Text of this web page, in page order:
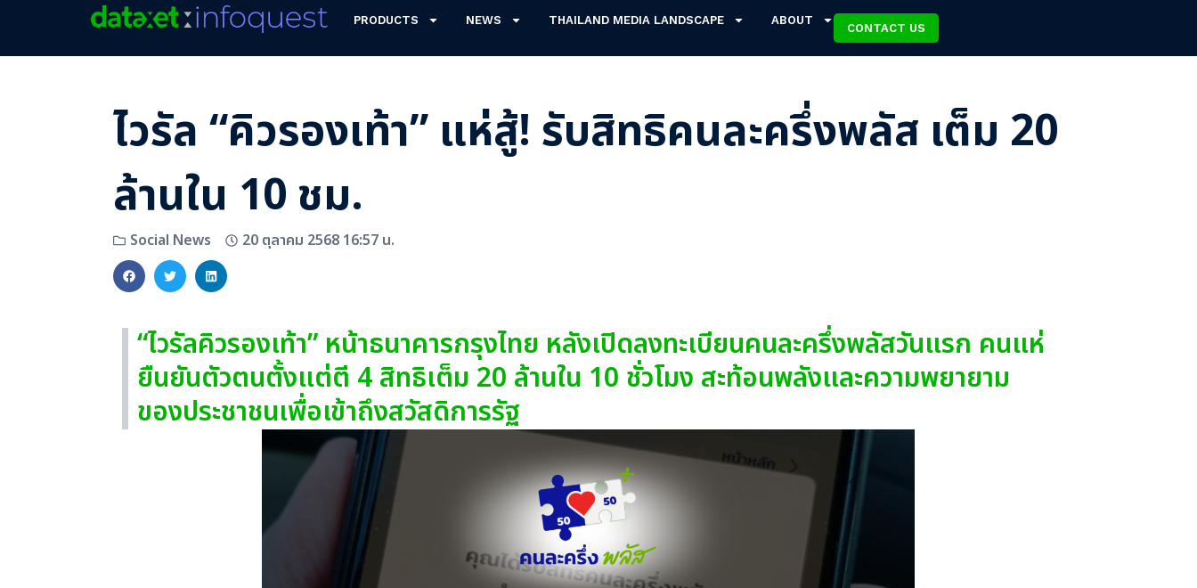
PRODUCTS NEWS THAILAND MEDIA LANDSCAPE ABOUT
CONTACT US
ไวรัล “คิวรองเท้า” แห่สู้! รับสิทธิคนละครึ่งพลัส เต็ม 20
ล้านใน 10 ชม.
Social News 20 ตุลาคม 2568 16:57 น.
“ไวรัลคิวรองเท้า” หน้าธนาคารกรุงไทย หลังเปิดลงทะเบียนคนละครึ่งพลัสวันแรก คนแห่
ยืนยันตัวตนตั้งแต่ตี 4 สิทธิเต็ม 20 ล้านใน 10 ชั่วโมง สะท้อนพลังและความพยายาม
ของประชาชนเพื่อเข้าถึงสวัสดิการรัฐ